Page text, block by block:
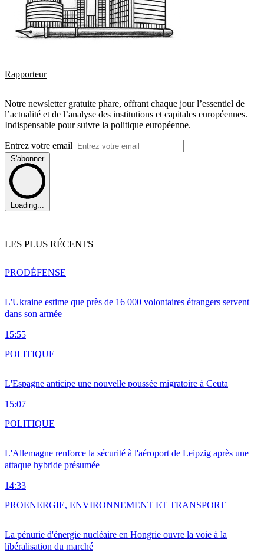
Rapporteur
Notre newsletter gratuite phare, offrant chaque jour l’essentiel de
l’actualité et de l’analyse des institutions et capitales européennes.
Indispensable pour suivre la politique européenne.
Entrez votre email
S'abonner
Loading...
LES PLUS RÉCENTS
L'Ukraine estime que près de 16 000 volontaires étrangers servent
dans son armée
15:55
PRODÉFENSE
L'Espagne anticipe une nouvelle poussée migratoire à Ceuta
15:07
POLITIQUE
L'Allemagne renforce la sécurité à l'aéroport de Leipzig après une
attaque hybride présumée
14:33
POLITIQUE
La pénurie d'énergie nucléaire en Hongrie ouvre la voie à la
libéralisation du marché
PROENERGIE, ENVIRONNEMENT ET TRANSPORT